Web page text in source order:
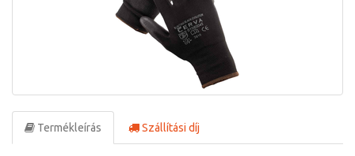
Termékleírás Szállítási díj